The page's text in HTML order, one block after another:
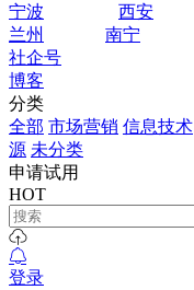
宁波
西安
兰州
南宁
社企号
博客
分类
全部 市场营销 信息技术
源 未分类
申请试用
HOT
登录